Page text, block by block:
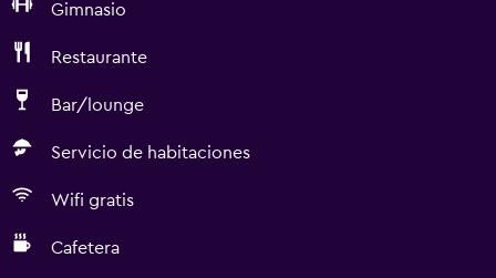
Gimnasio
Restaurante
Bar/lounge
Servicio de habitaciones
Wifi gratis
Cafetera